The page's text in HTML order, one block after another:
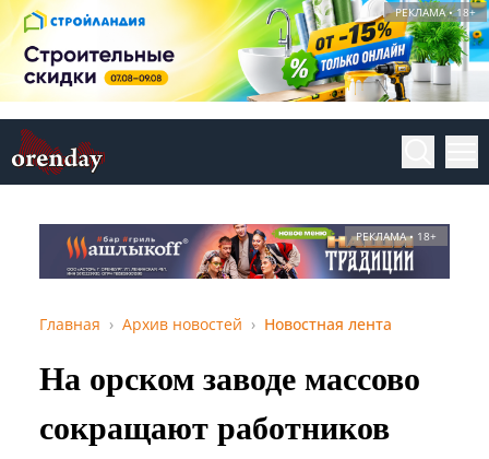
РЕКЛАМА • 18+
РЕКЛАМА • 18+
Главная Архив новостей Новостная лента
На орском заводе массово
сокращают работников